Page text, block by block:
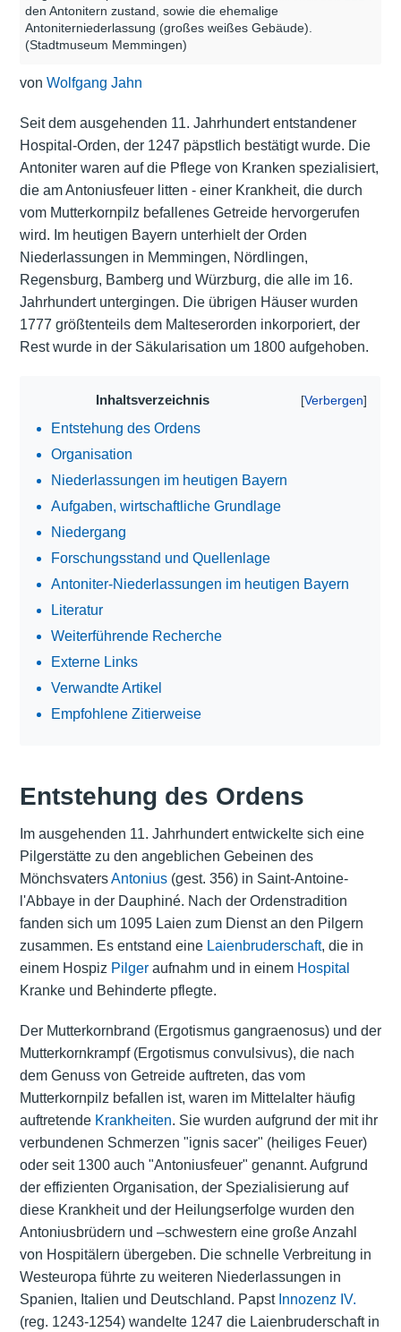
den Antonitern zustand, sowie die ehemalige
Antoniterniederlassung (großes weißes Gebäude).
(Stadtmuseum Memmingen)
von Wolfgang Jahn
Seit dem ausgehenden 11. Jahrhundert entstandener
Hospital-Orden, der 1247 päpstlich bestätigt wurde. Die
Antoniter waren auf die Pflege von Kranken spezialisiert,
die am Antoniusfeuer litten - einer Krankheit, die durch
vom Mutterkornpilz befallenes Getreide hervorgerufen
wird. Im heutigen Bayern unterhielt der Orden
Niederlassungen in Memmingen, Nördlingen,
Regensburg, Bamberg und Würzburg, die alle im 16.
Jahrhundert untergingen. Die übrigen Häuser wurden
1777 größtenteils dem Malteserorden inkorporiert, der
Rest wurde in der Säkularisation um 1800 aufgehoben.
Inhaltsverzeichnis
Entstehung des Ordens
Organisation
Niederlassungen im heutigen Bayern
Aufgaben, wirtschaftliche Grundlage
Niedergang
Forschungsstand und Quellenlage
Antoniter-Niederlassungen im heutigen Bayern
Literatur
Weiterführende Recherche
Externe Links
Verwandte Artikel
Empfohlene Zitierweise
Entstehung des Ordens
Im ausgehenden 11. Jahrhundert entwickelte sich eine
Pilgerstätte zu den angeblichen Gebeinen des
MönchsvatersAntonius(gest. 356) in Saint-Antoine-
l'Abbaye in der Dauphiné. Nach der Ordenstradition
fanden sich um 1095 Laien zum Dienst an den Pilgern
zusammen. Es entstand eine Laienbruderschaft, die in
einem Hospiz Pilgeraufnahm und in einem Hospital
Kranke und Behinderte pflegte.
Der Mutterkornbrand (Ergotismus gangraenosus) und der
Mutterkornkrampf (Ergotismus convulsivus), die nach
dem Genuss von Getreide auftreten, das vom
Mutterkornpilz befallen ist, waren im Mittelalter häufig
auftretende Krankheiten. Sie wurden aufgrund der mit ihr
verbundenen Schmerzen "ignis sacer" (heiliges Feuer)
oder seit 1300 auch "Antoniusfeuer" genannt. Aufgrund
der effizienten Organisation, der Spezialisierung auf
diese Krankheit und der Heilungserfolge wurden den
Antoniusbrüdern und –schwestern eine große Anzahl
von Hospitälern übergeben. Die schnelle Verbreitung in
Westeuropa führte zu weiteren Niederlassungen in
Spanien, Italien und Deutschland. Papst Innozenz IV.
(reg. 1243-1254) wandelte 1247 die Laienbruderschaft in